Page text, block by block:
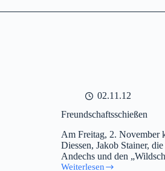
02.11.12
Freundschaftsschießen
Am Freitag, 2. November
Diessen, Jakob Stainer,
Andechs und den
Weiterlesen